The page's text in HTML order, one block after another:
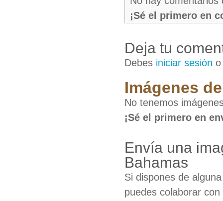
¡Sé el primero en
Deja tu
Debes iniciar sesión
Imágenes
No tenemos
¡Sé el primero en
Envía una
Bahamas
Si dispones de
puedes colaborar